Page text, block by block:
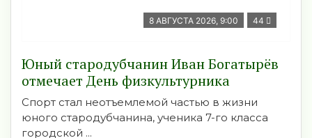
8 АВГУСТА 2026, 9:00 44
Юный стародубчанин Иван Богатырёв
отмечает День физкультурника
Спорт стал неотъемлемой частью в жизни
юного стародубчанина, ученика 7-го класса
городской ...